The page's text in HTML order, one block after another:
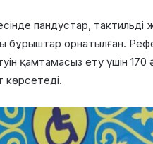
пандустар,
бұрыштар орнатылған.
қамтамасыз ету үшін
көрсетеді.